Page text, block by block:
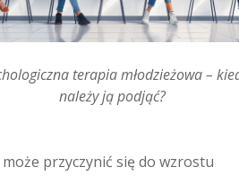
terapia młodzieżowa –
należy ją podjąć?
przyczynić się do wzrostu